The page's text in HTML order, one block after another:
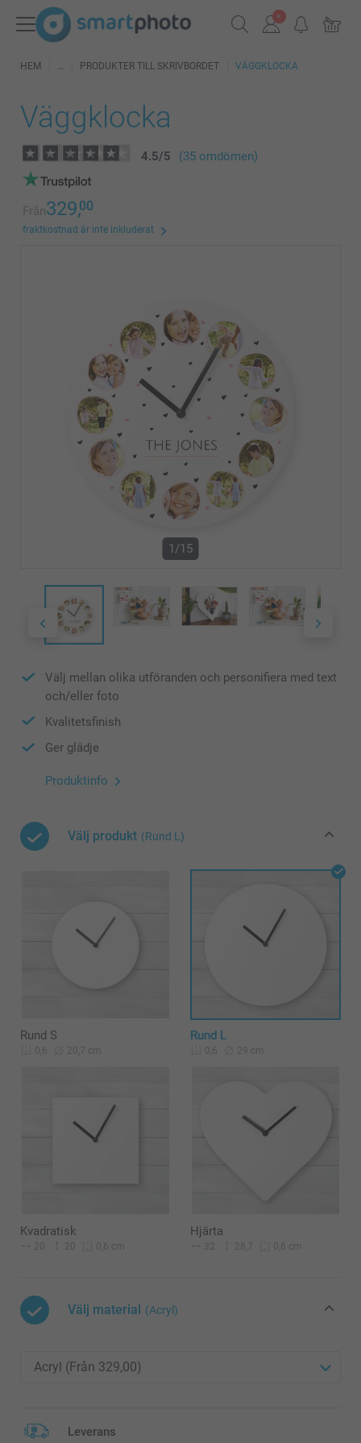
HEM PRODUKTER TILL SKRIVBORDET VÄGGKLOCKA
Väggklocka
4.5/5 (35 omdömen)
Från329,00
fraktkostnad är inte inkluderat
1/15
Välj mellan olika utföranden och personifiera med text
och/eller foto
Kvalitetsfinish
Ger glädje
Produktinfo
Välj produkt (Rund L)
Rund S
0,6 20,7 cm
Rund L
0,6 29 cm
Kvadratisk
20 20 0,6 cm
Hjärta
32 28,7 0,6 cm
Välj material (Acryl)
Leverans